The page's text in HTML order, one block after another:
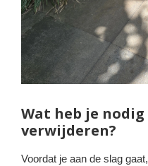
Wat heb je
verwijderen?
Voordat je aan de slag